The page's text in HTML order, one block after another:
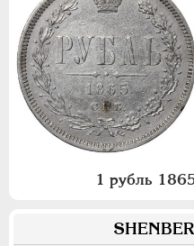
1 рубль